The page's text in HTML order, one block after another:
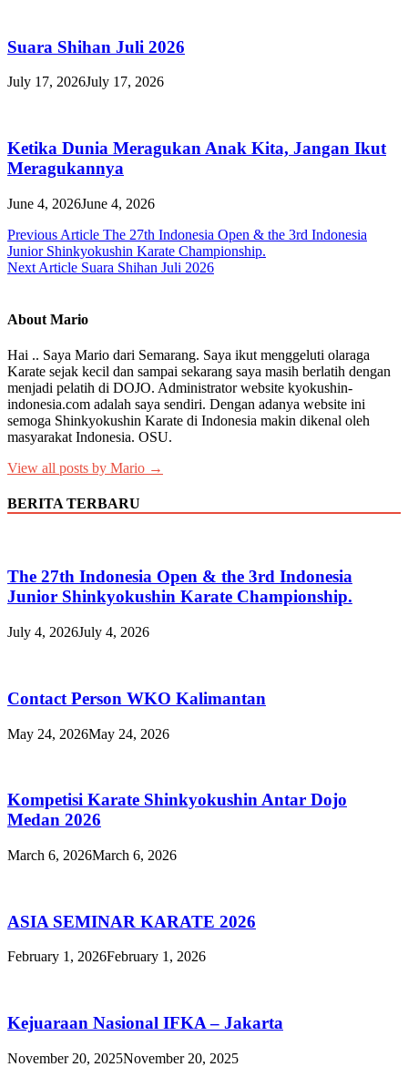
Suara Shihan Juli 2026
July 17, 2026July 17, 2026
Ketika Dunia Meragukan Anak Kita, Jangan Ikut
Meragukannya
June 4, 2026June 4, 2026
Post
navigation
Previous Article The 27th Indonesia Open & the 3rd Indonesia
Junior Shinkyokushin Karate Championship.
Next Article Suara Shihan Juli 2026
About Mario
Hai .. Saya Mario dari Semarang. Saya ikut menggeluti olaraga
Karate sejak kecil dan sampai sekarang saya masih berlatih dengan
menjadi pelatih di DOJO. Administrator website kyokushin-
indonesia.com adalah saya sendiri. Dengan adanya website ini
semoga Shinkyokushin Karate di Indonesia makin dikenal oleh
masyarakat Indonesia. OSU.
View all posts by Mario →
BERITA TERBARU
The 27th Indonesia Open & the 3rd Indonesia
Junior Shinkyokushin Karate Championship.
July 4, 2026July 4, 2026
Contact Person WKO Kalimantan
May 24, 2026May 24, 2026
Kompetisi Karate Shinkyokushin Antar Dojo
Medan 2026
March 6, 2026March 6, 2026
ASIA SEMINAR KARATE 2026
February 1, 2026February 1, 2026
Kejuaraan Nasional IFKA – Jakarta
November 20, 2025November 20, 2025